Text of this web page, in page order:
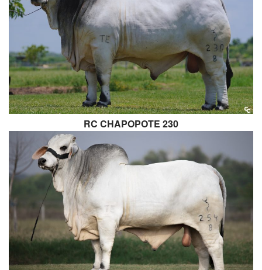
RC CHAPOPOTE 230